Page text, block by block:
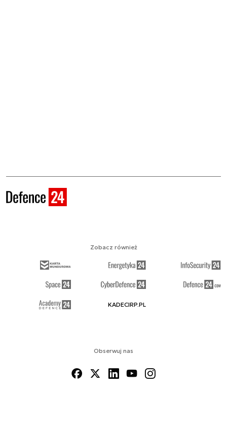
Obserwuj nas
Zobacz również
KADECIRP.PL